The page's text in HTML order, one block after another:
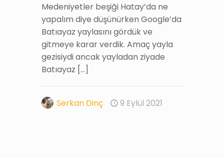
Medeniyetler beşiği Hatay’da ne
yapalım diye düşünürken Google’da
Batıayaz yaylasını gördük ve
gitmeye karar verdik. Amaç yayla
gezisiydi ancak yayladan ziyade
Batıayaz […]
Serkan Dinç 9 Eylül 2021